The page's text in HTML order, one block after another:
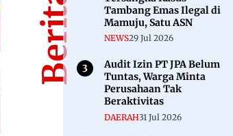
Tambang Emas Ilegal di
Mamuju, Satu ASN
NEWS29 Jul 2026
Audit Izin PT JPA Belum
Tuntas, Warga Minta
Perusahaan Tak
Beraktivitas
DAERAH31 Jul 2026